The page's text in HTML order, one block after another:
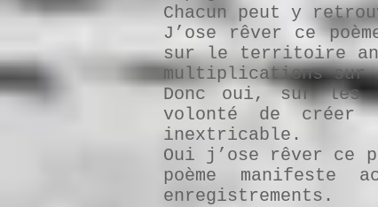
Chacun peut y
J’ose rêver ce
sur le territoire
multiplications
Donc oui, sur les
volonté de créer
inextricable.
Oui j’ose rêver ce
poème manifeste
enregistrements.